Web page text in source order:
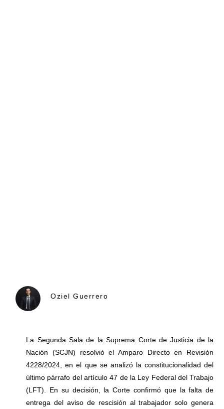
Oziel Guerrero
La Segunda Sala de la Suprema Corte de Justicia de la
Nación (SCJN) resolvió el Amparo Directo en Revisión
4228/2024, en el que se analizó la constitucionalidad del
último párrafo del artículo 47 de la Ley Federal del Trabajo
(LFT). En su decisión, la Corte confirmó que la falta de
entrega del aviso de rescisión al trabajador solo genera